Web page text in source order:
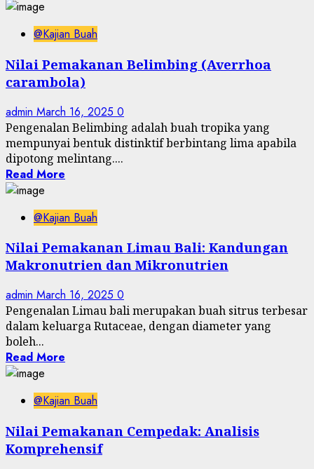
@Kajian Buah
Nilai Pemakanan Belimbing (Averrhoa
carambola)
admin March 16, 2025 0
Pengenalan Belimbing adalah buah tropika yang
mempunyai bentuk distinktif berbintang lima apabila
dipotong melintang....
Read More
@Kajian Buah
Nilai Pemakanan Limau Bali: Kandungan
Makronutrien dan Mikronutrien
admin March 16, 2025 0
Pengenalan Limau bali merupakan buah sitrus terbesar
dalam keluarga Rutaceae, dengan diameter yang
boleh...
Read More
@Kajian Buah
Nilai Pemakanan Cempedak: Analisis
Komprehensif